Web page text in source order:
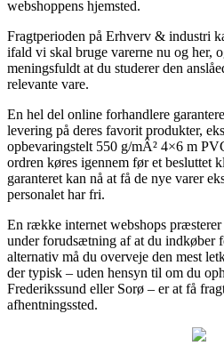
webshoppens hjemsted.
Fragtperioden på Erhverv & industri
ifald vi skal bruge varerne nu og her,
meningsfuldt at du studerer den
relevante vare.
En hel del online forhandlere
levering på deres favorit produkter,
opbevaringstelt 550 g/mÂ² 4×6 m
ordren køres igennem før et besluttet
garanteret kan nå at få de nye varer
personalet har fri.
En række internet webshops
under forudsætning af at du indkøber
alternativ må du overveje den mest
der typisk – uden hensyn til om du
Frederikssund eller Sorø – er at få
afhentningssted.